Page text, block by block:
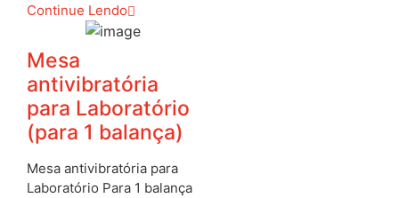
Continue Lendo
Mesa
antivibratória
para Laboratório
(para 1 balança)
Mesa antivibratória para
Laboratório Para 1 balança